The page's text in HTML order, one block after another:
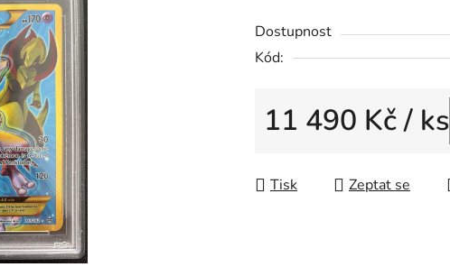
produktu
je
Dostupnost
Kód:
11 490 Kč/ ks
Tisk Zeptat se